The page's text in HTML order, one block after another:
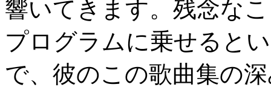
響いてきます。残念な
プログラムに乗せると
で、彼のこの歌曲集の